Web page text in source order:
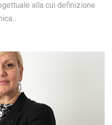
alla cui definizione